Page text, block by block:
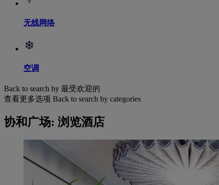
无线网络
空调
Back to search by 最受欢迎的
查看更多选项 Back to search by categories
协和广场: 浏览酒店